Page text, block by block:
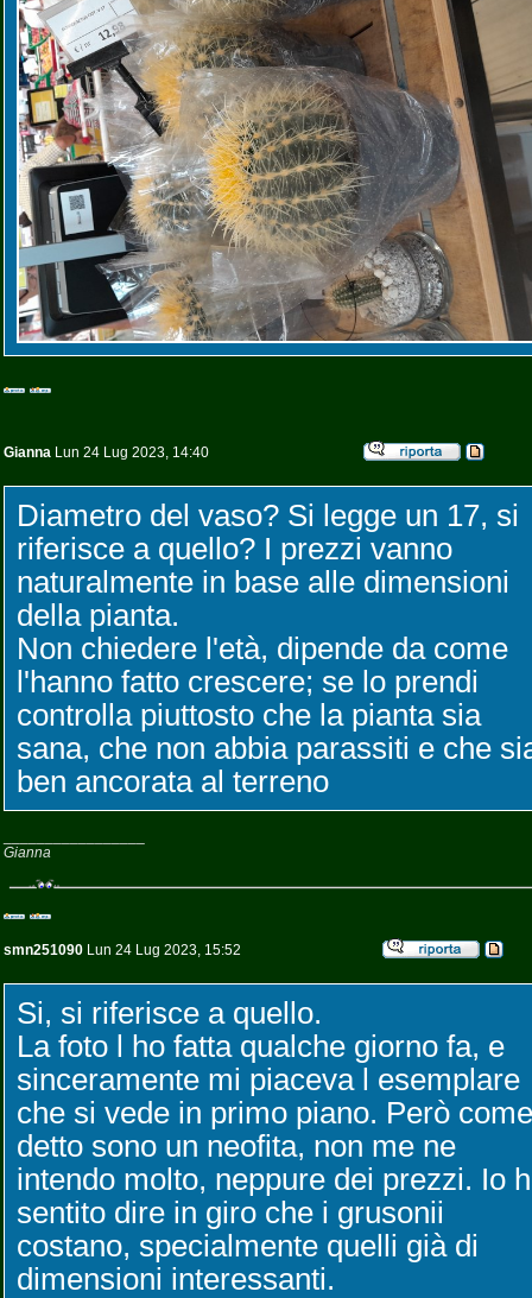
Gianna Lun 24 Lug 2023, 14:40
Diametro del vaso? Si legge un 17, si
riferisce a quello? I prezzi vanno
naturalmente in base alle dimensioni
della pianta.
Non chiedere l'età, dipende da come
l'hanno fatto crescere; se lo prendi
controlla piuttosto che la pianta sia
sana, che non abbia parassiti e che
ben ancorata al terreno
Gianna
smn251090 Lun 24 Lug 2023, 15:52
Si, si riferisce a quello.
La foto l ho fatta qualche giorno fa, e
sinceramente mi piaceva l esemplare
che si vede in primo piano. Però come
detto sono un neofita, non me ne
intendo molto, neppure dei prezzi. Io
sentito dire in giro che i grusonii
costano, specialmente quelli già di
dimensioni interessanti.